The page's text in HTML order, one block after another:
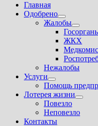
Главная
Одобрено
Показать
подменю
Жалобы
ЖКХ
Нежалобы
Услуги
Показать
подменю
Помощь
Лотерея жизни
Повезло
Неповезло
Контакты